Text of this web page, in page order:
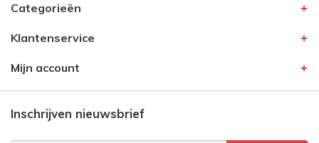
Categorieën
Klantenservice
Mijn account
Inschrijven nieuwsbrief